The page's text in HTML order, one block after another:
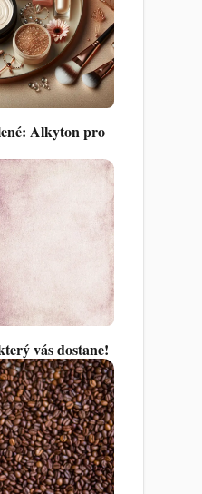
Alkyton pro
vás dostane!